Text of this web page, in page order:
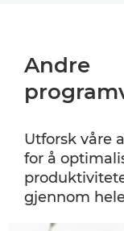
Andre
Utforsk våre
for å
gjennom